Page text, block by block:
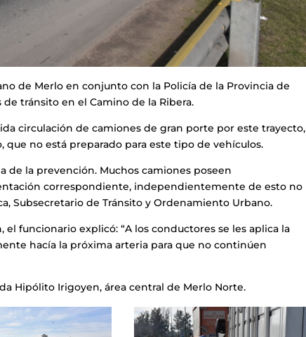
de Merlo en conjunto con la Policía de la Provincia de
tránsito en el Camino de la Ribera.
circulación de camiones de gran porte por este trayecto,
que no está preparado para este tipo de vehículos.
de la prevención. Muchos camiones poseen
correspondiente, independientemente de esto no
Subsecretario de Tránsito y Ordenamiento Urbano.
funcionario explicó: “A los conductores se les aplica la
hacía la próxima arteria para que no continúen
Hipólito Irigoyen, área central de Merlo Norte.